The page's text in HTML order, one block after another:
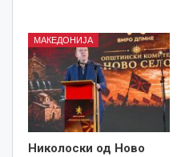
МАКЕДОНИЈА
Николоски од Ново